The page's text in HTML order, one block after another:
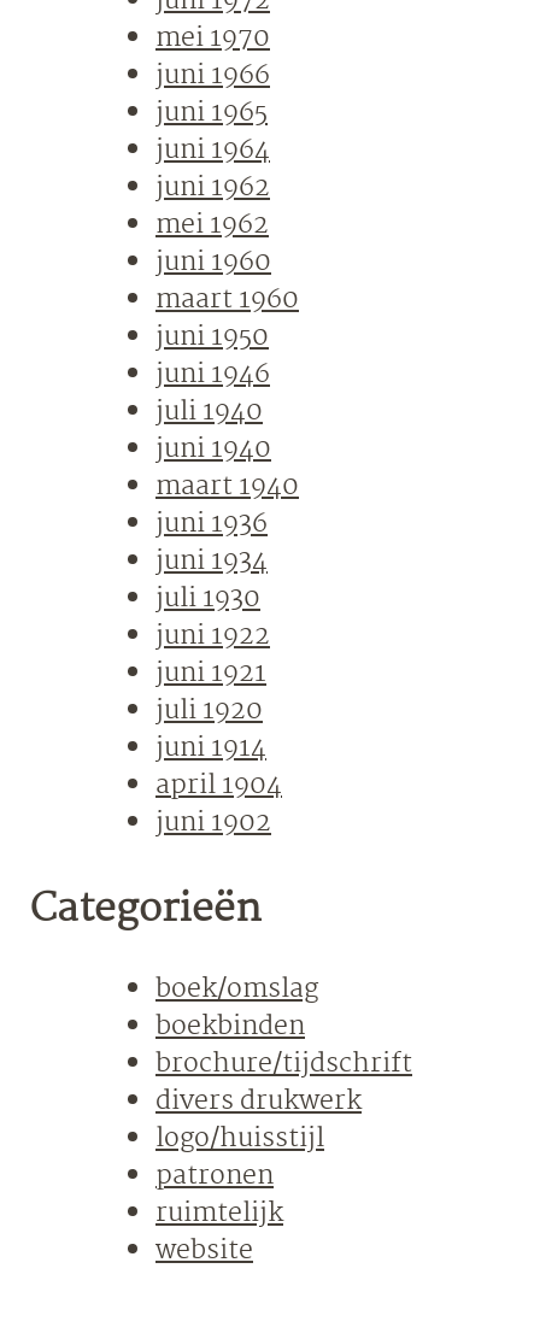
mei 1970
juni 1966
juni 1965
juni 1964
juni 1962
mei 1962
juni 1960
maart 1960
juni 1950
juni 1946
juli 1940
juni 1940
maart 1940
juni 1936
juni 1934
juli 1930
juni 1922
juni 1921
juli 1920
juni 1914
april 1904
juni 1902
Categorieën
boek/omslag
boekbinden
brochure/tijdschrift
divers drukwerk
logo/huisstijl
patronen
ruimtelijk
website